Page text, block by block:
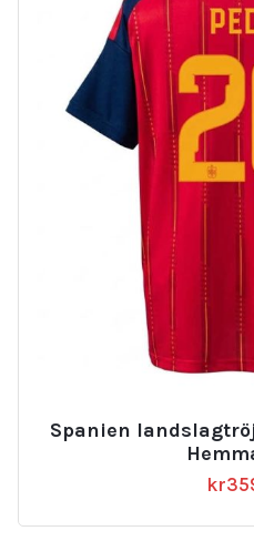
Spanien
kr